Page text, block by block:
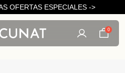
OFERTAS ESPECIALES ->
0